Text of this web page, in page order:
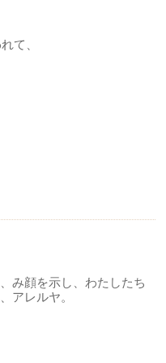
て、
み顔を示し、わたしたち
アレルヤ。